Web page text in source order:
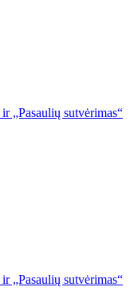
„Pasaulių sutvėrimas“
„Pasaulių sutvėrimas“